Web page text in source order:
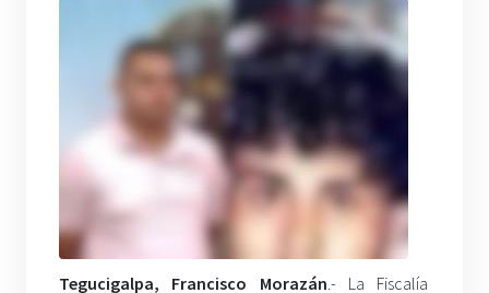
Tegucigalpa, Francisco Morazán.- La Fiscalía